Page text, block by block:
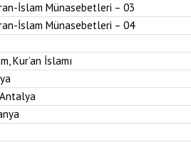
İslam Münasebetleri – 03
İslam Münasebetleri – 04
Kur’an İslamı